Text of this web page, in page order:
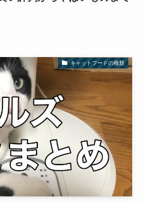
キャットフードの種類